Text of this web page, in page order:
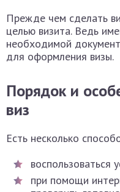
Прежде чем сделать
целью визита. Ведь
необходимой
для оформления визы.
Порядок и
виз
Есть несколько
воспользоваться
при помощи